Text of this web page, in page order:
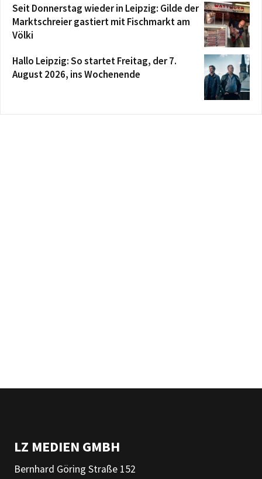
Seit Donnerstag wieder in Leipzig: Gilde der
Marktschreier gastiert mit Fischmarkt am
Völki
Hallo Leipzig: So startet Freitag, der 7.
August 2026, ins Wochenende
LZ MEDIEN GMBH
Bernhard Göring Straße 152